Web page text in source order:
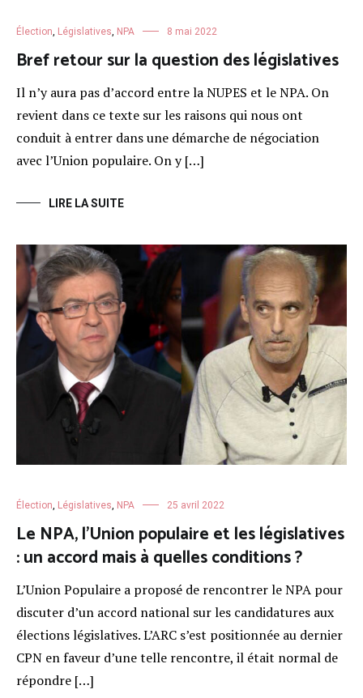
Élection, Législatives, NPA 8 mai 2022
Bref retour sur la question des législatives
Il n’y aura pas d’accord entre la NUPES et le NPA. On
revient dans ce texte sur les raisons qui nous ont
conduit à entrer dans une démarche de négociation
avec l’Union populaire. On y […]
LIRE LA SUITE
Élection, Législatives, NPA 25 avril 2022
Le NPA, l’Union populaire et les législatives
: un accord mais à quelles conditions ?
L’Union Populaire a proposé de rencontrer le NPA pour
discuter d’un accord national sur les candidatures aux
élections législatives. L’ARC s’est positionnée au dernier
CPN en faveur d’une telle rencontre, il était normal de
répondre […]